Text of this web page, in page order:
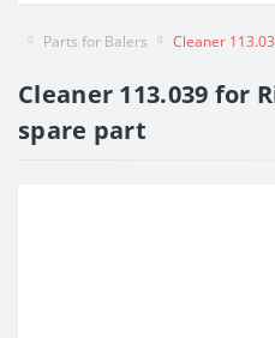
Parts for Balers Cleaner
Cleaner 113.039 for
spare part